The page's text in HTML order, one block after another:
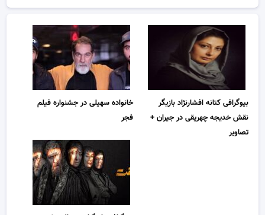
بیوگرافی کتانه افشارنژاد بازیگر
نقش خدیجه چهریقی در جیران +
تصاویر
خانواده سهیلی در جشنواره فیلم
فجر